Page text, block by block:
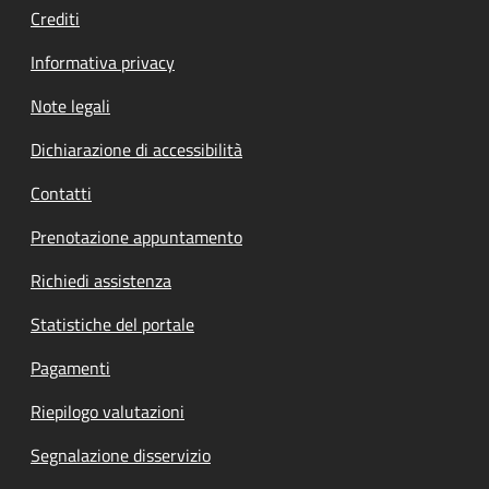
Crediti
Informativa privacy
Note legali
Dichiarazione di accessibilità
Contatti
Prenotazione appuntamento
Richiedi assistenza
Statistiche del portale
Pagamenti
Riepilogo valutazioni
Segnalazione disservizio